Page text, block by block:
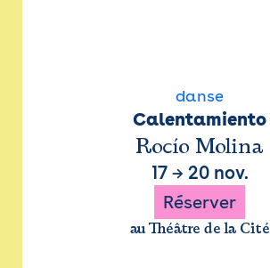
danse
Calentamiento
Rocío Molina
17→ 20 nov.
Réserver
au Théâtre de la Cité